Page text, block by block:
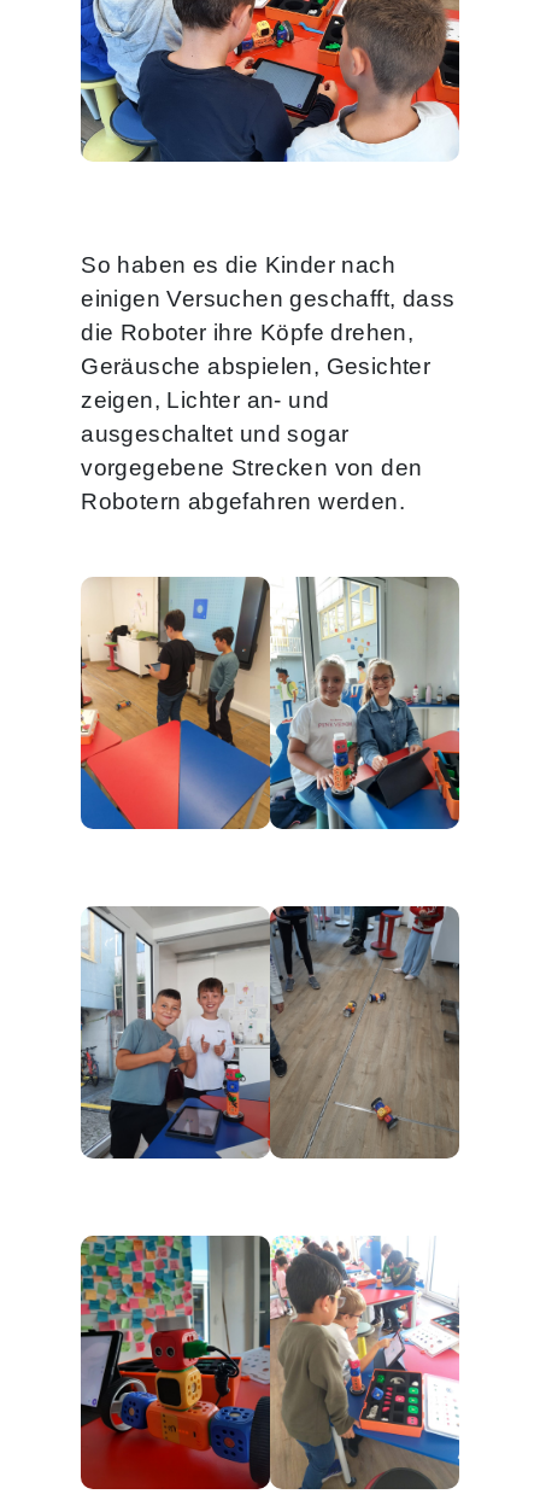
So haben es die Kinder nach
einigen Versuchen geschafft, dass
die Roboter ihre Köpfe drehen,
Geräusche abspielen, Gesichter
zeigen, Lichter an- und
ausgeschaltet und sogar
vorgegebene Strecken von den
Robotern abgefahren werden.